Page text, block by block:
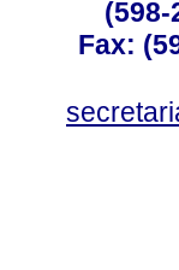
(598-
Fax: